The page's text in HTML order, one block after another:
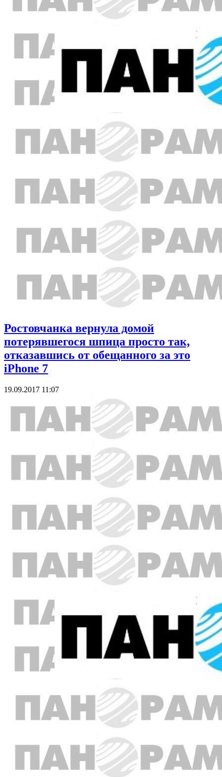
Ростовчанка вернула домой
потерявшегося шпица просто так,
отказавшись от обещанного за это
iPhone 7
19.09.2017 11:07